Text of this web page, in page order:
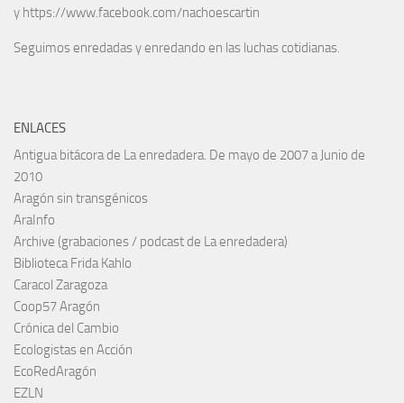
y https://www.facebook.com/nachoescartin
Seguimos enredadas y enredando en las luchas cotidianas.
ENLACES
Antigua bitácora de La enredadera. De mayo de 2007 a Junio de
2010
Aragón sin transgénicos
AraInfo
Archive (grabaciones / podcast de La enredadera)
Biblioteca Frida Kahlo
Caracol Zaragoza
Coop57 Aragón
Crónica del Cambio
Ecologistas en Acción
EcoRedAragón
EZLN